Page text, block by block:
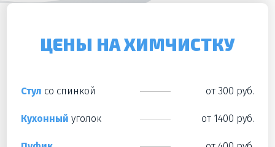
ЦЕНЫ НА ХИМЧИСТКУ
Стул со спинкой от 300 руб.
Кухонный уголок от 1400 руб.